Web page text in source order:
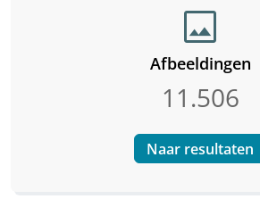
image
Afbeeldingen
11.506
Naar resultaten